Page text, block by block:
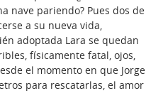
nave pariendo? Pues dos de
a su nueva vida,
adoptada Lara se quedan
físicamente fatal, ojos,
el momento en que Jorge
para rescatarlas, el amor